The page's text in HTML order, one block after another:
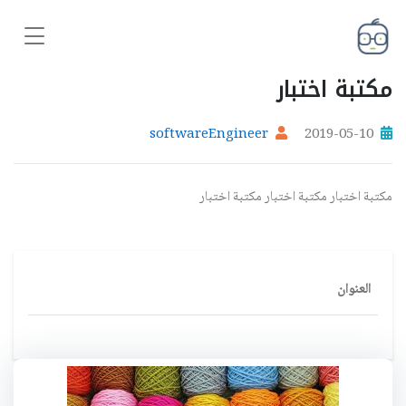
مكتبة اختبار
2019-05-10
softwareEngineer
مكتبة اختبار مكتبة اختبار مكتبة اختبار
العنوان